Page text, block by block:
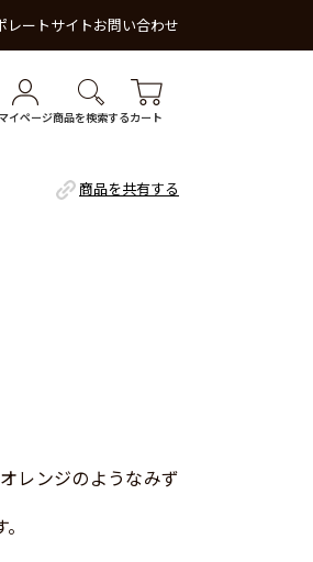
レートサイトお問い合わせ
マイページ商品を検索するカート
商品を共有する
レンジのようなみず